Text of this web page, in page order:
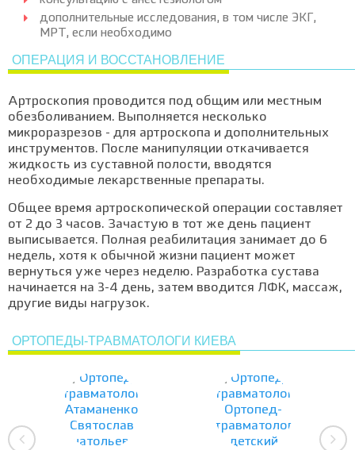
дополнительные исследования, в том числе ЭКГ,
МРТ, если необходимо
ОПЕРАЦИЯ И ВОССТАНОВЛЕНИЕ
Артроскопия проводится под общим или местным
обезболиванием. Выполняется несколько
микроразрезов - для артроскопа и дополнительных
инструментов. После манипуляции откачивается
жидкость из суставной полости, вводятся
необходимые лекарственные препараты.
Общее время артроскопической операции составляет
от 2 до 3 часов. Зачастую в тот же день пациент
выписывается. Полная реабилитация занимает до 6
недель, хотя к обычной жизни пациент может
вернуться уже через неделю. Разработка сустава
начинается на 3-4 день, затем вводится ЛФК, массаж,
другие виды нагрузок.
ОРТОПЕДЫ-ТРАВМАТОЛОГИ КИЕВА